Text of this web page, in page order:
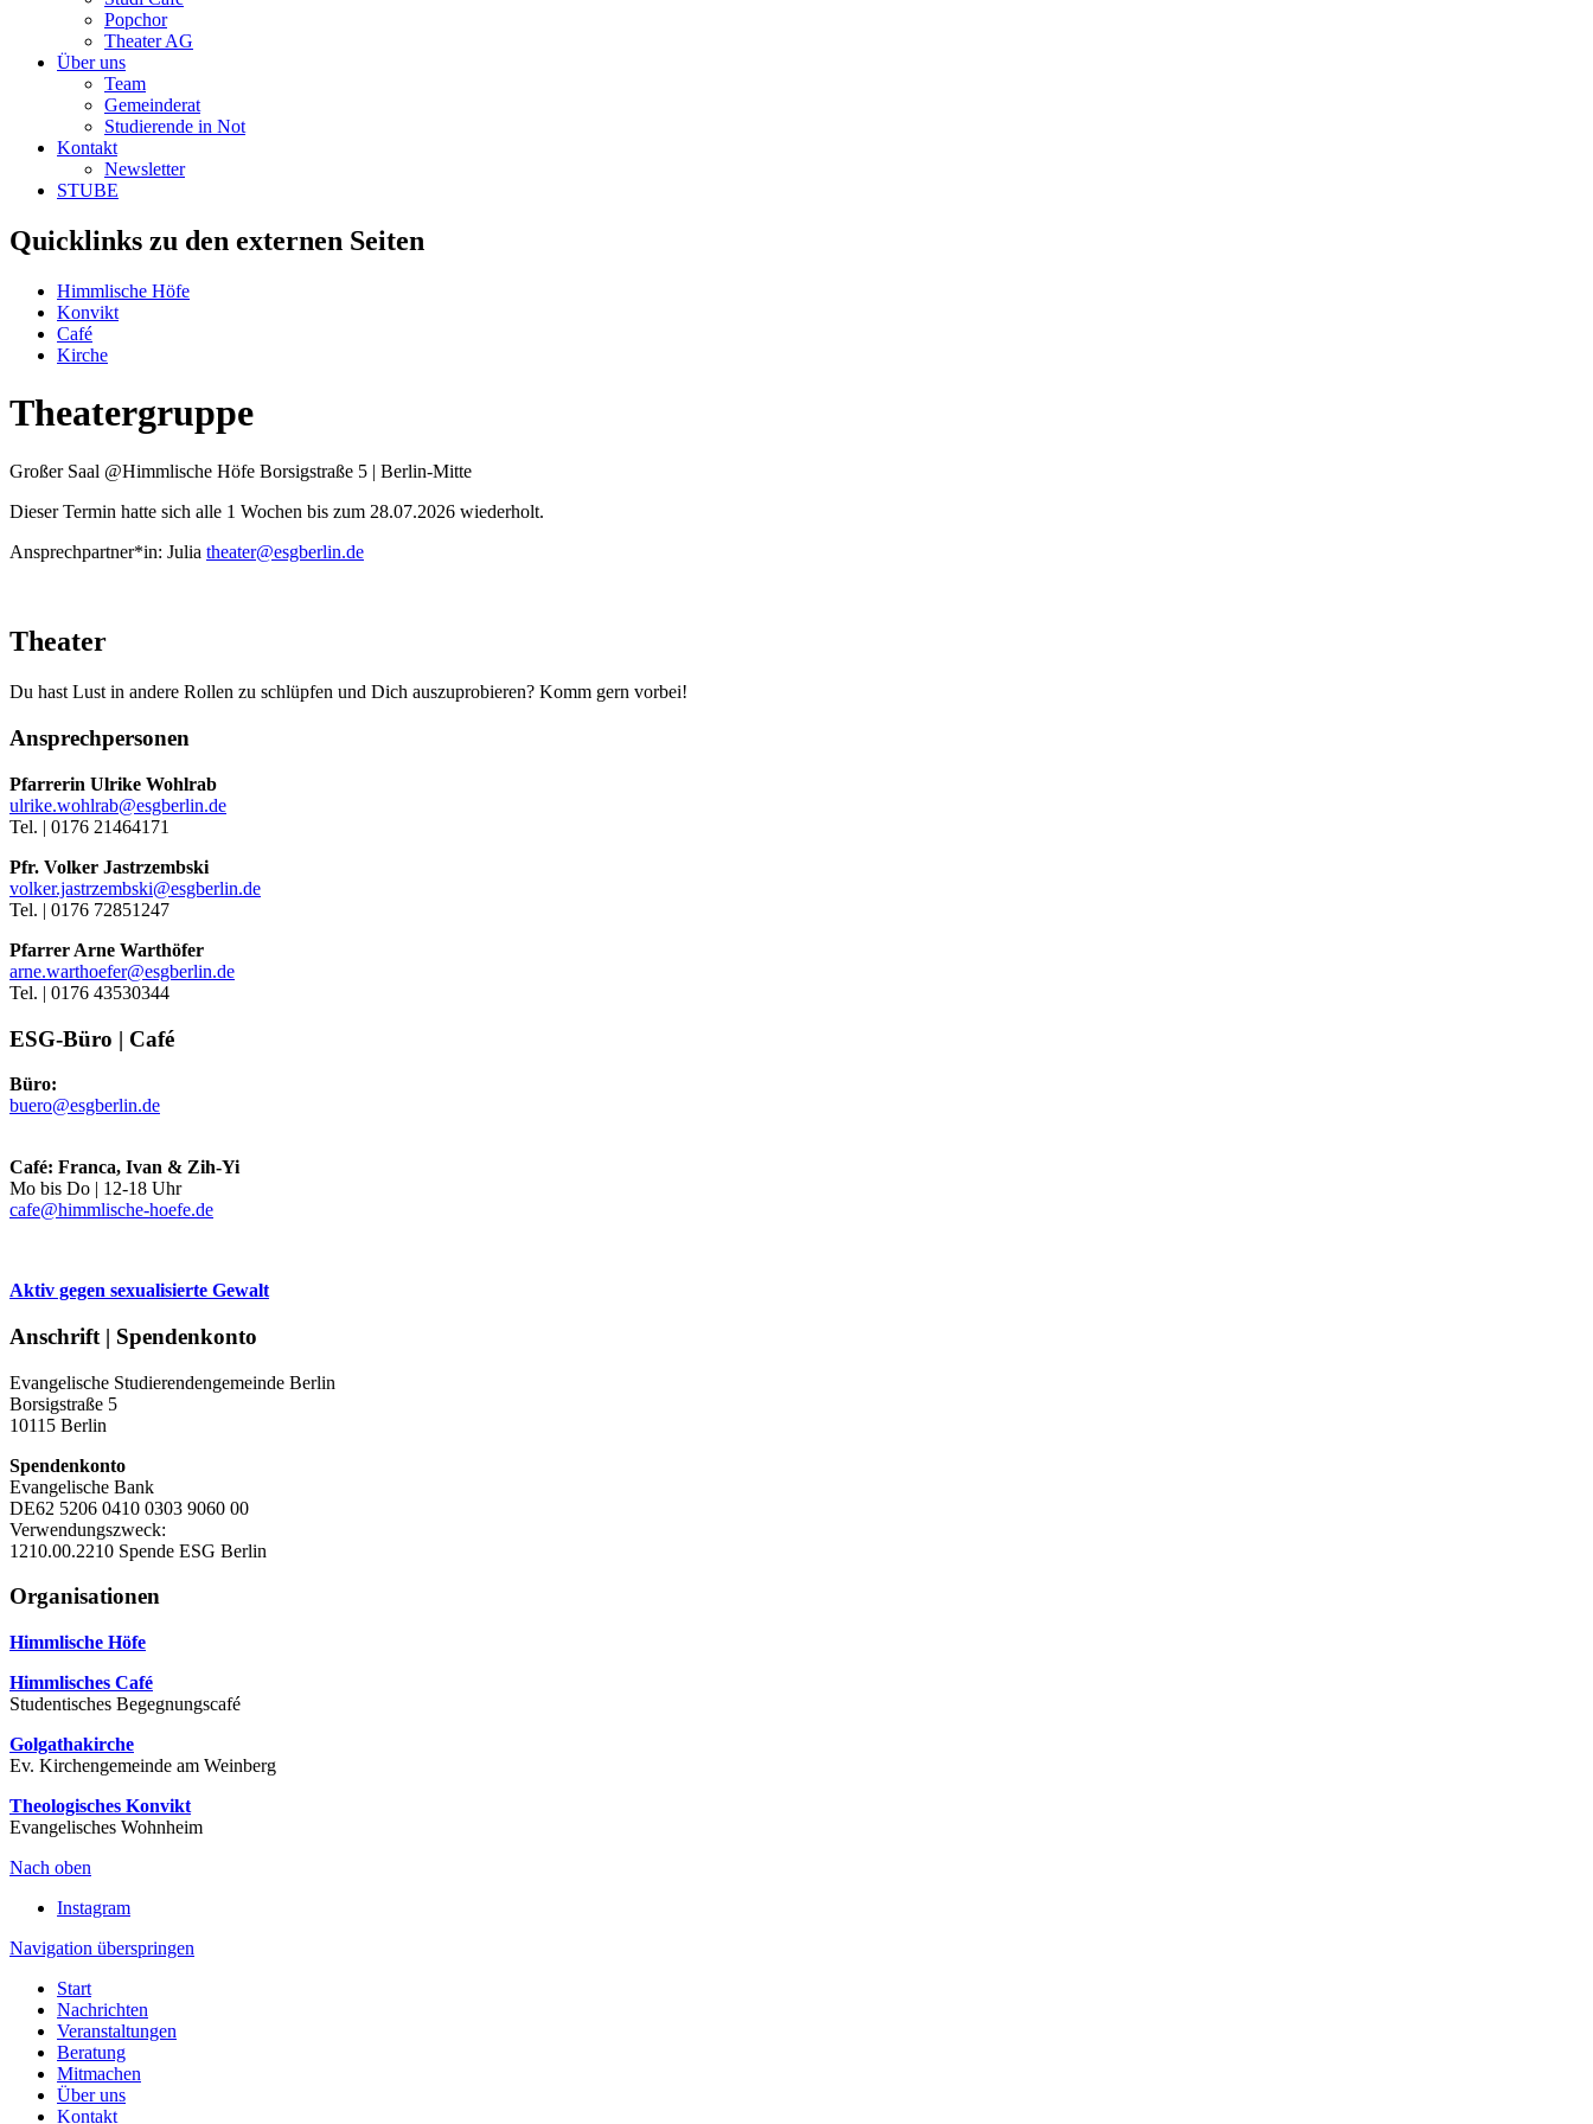
Popchor
Theater AG
Über uns
Team
Gemeinderat
Studierende in Not
Kontakt
Newsletter
STUBE
Quicklinks zu den externen Seiten
Himmlische Höfe
Konvikt
Café
Kirche
Theatergruppe
Großer Saal @Himmlische Höfe Borsigstraße 5 | Berlin-Mitte
Dieser Termin hatte sich alle 1 Wochen bis zum 28.07.2026 wiederholt.
Ansprechpartner*in: Julia theater@esgberlin.de
Theater
Du hast Lust in andere Rollen zu schlüpfen und Dich auszuprobieren? Komm gern vorbei!
Ansprechpersonen
Pfarrerin Ulrike Wohlrab
ulrike.wohlrab@esgberlin.de
Tel. | 0176 21464171
Pfr. Volker Jastrzembski
volker.jastrzembski@esgberlin.de
Tel. | 0176 72851247
Pfarrer Arne Warthöfer
arne.warthoefer@esgberlin.de
Tel. | 0176 43530344
ESG-Büro | Café
Büro:
buero@esgberlin.de
Café: Franca, Ivan & Zih-Yi
Mo bis Do | 12-18 Uhr
cafe@himmlische-hoefe.de
Aktiv gegen sexualisierte Gewalt
Anschrift | Spendenkonto
Evangelische Studierendengemeinde Berlin
Borsigstraße 5
10115 Berlin
Spendenkonto
Evangelische Bank
DE62 5206 0410 0303 9060 00
Verwendungszweck:
1210.00.2210 Spende ESG Berlin
Organisationen
Himmlische Höfe
Himmlisches Café
Studentisches Begegnungscafé
Golgathakirche
Ev. Kirchengemeinde am Weinberg
Theologisches Konvikt
Evangelisches Wohnheim
Nach oben
Instagram
Navigation überspringen
Start
Nachrichten
Veranstaltungen
Beratung
Mitmachen
Über uns
Kontakt